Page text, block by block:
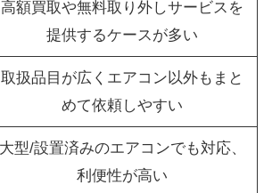
高額買取や無料取り外しサービスを
提供するケースが多い
取扱品目が広くエアコン以外もまと
めて依頼しやすい
大型/設置済みのエアコンでも対応、
利便性が高い